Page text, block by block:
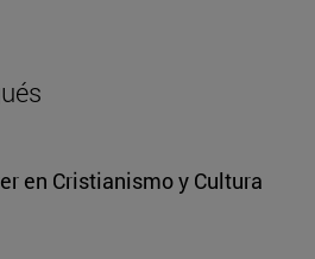
en Cristianismo y Cultura